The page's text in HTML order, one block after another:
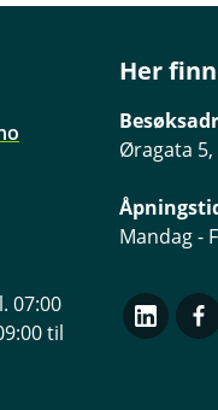
07:00
til
Her
Øragata
Mandag -